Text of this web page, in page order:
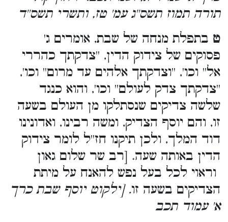
תורה תמוז תשס''ג עמ' טז, ותשרי תשס''ד
ט בתפלת מנחה של שבת, אומרים ג'
פסוקים של צידוק הדין, ''צדקתך כהררי
אל'' וכו', ''וצדקתך אלהים עד מרום'' וכו',
''צדקתך צדק לעולם'' וכו', והוא כנגד
שלשה צדיקים שנסתלקו מן העולם בשעה
זו, והם יוסף הצדיק, ומשה רבינו, ואדונינו
דוד המלך, ולכן תיקנו חז''ל לומר צידוק
הדין באותה שעה. [רב שר שלום גאון
וראוי לכל בעל נפש להאנח על מיתת
הצדיקים בשעה זו. [ילקוט יוסף שבת כרך
א' עמוד תכב